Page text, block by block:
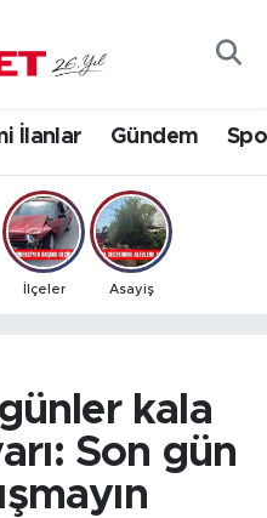
İlanlar Gündem
İlçeler Asayiş
günler kala
Son gün
Haritası